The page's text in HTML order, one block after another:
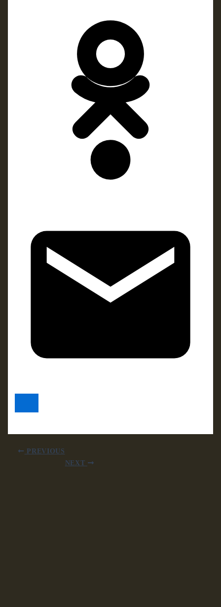
PREVIOUS
NEXT